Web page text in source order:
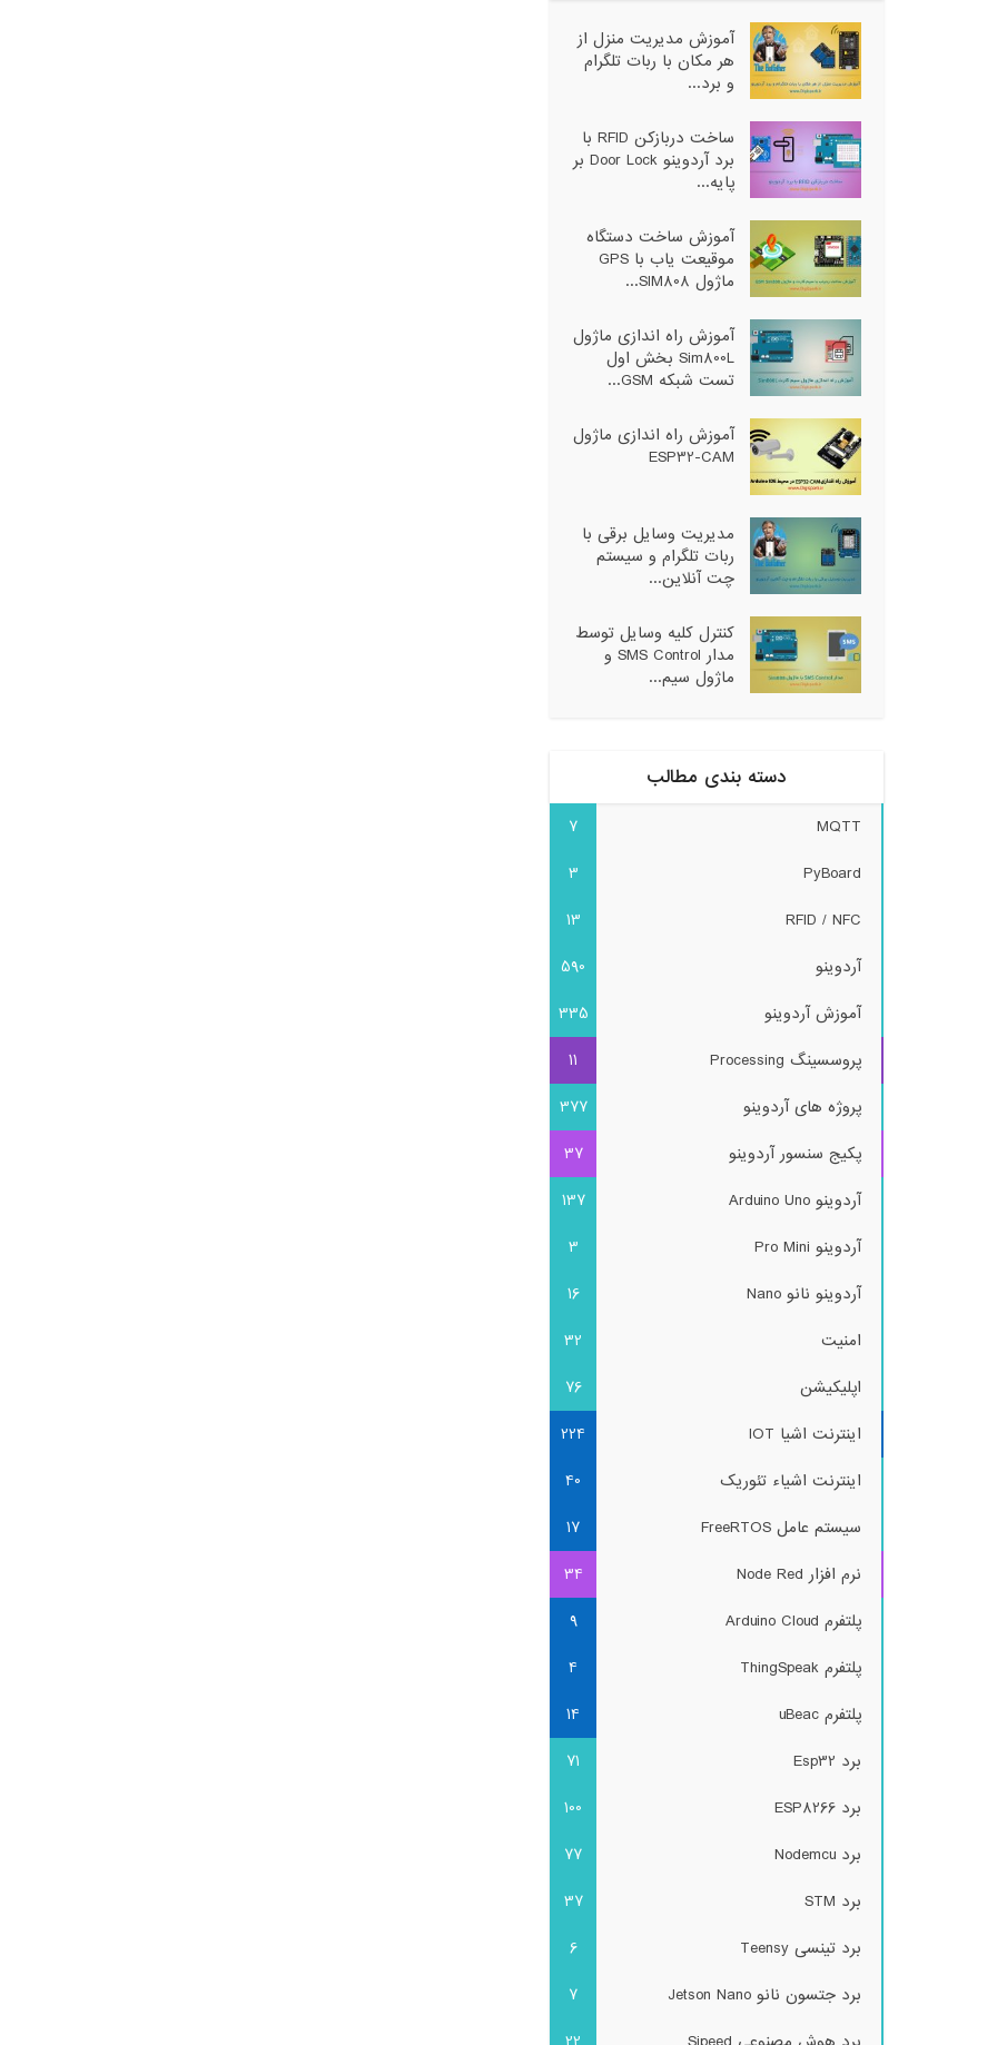
آموزش مدیریت منزل از
هر مکان با ربات تلگرام
و برد...
ساخت دربازکن RFID با
برد آردوینو Door Lock بر
پایه...
آموزش ساخت دستگاه
موقیعت یاب با GPS
ماژول SIM808...
آموزش راه اندازی ماژول
Sim800L بخش اول
تست شبکه GSM...
آموزش راه اندازی ماژول
ESP32-CAM
مدیریت وسایل برقی با
ربات تلگرام و سیستم
چت آنلاین...
کنترل کلیه وسایل توسط
مدار SMS Control و
ماژول سیم...
دسته بندی مطالب
MQTT
7
PyBoard
3
RFID / NFC
13
آردوینو
590
آموزش آردوینو
335
پروسسینگ Processing
11
پروژه های آردوینو
377
پکیج سنسور آردوینو
37
آردوینو Arduino Uno
137
آردوینو Pro Mini
3
آردوینو نانو Nano
16
امنیت
32
اپلیکیشن
76
اینترنت اشیا IOT
224
اینترنت اشیاء تئوریک
40
سیستم عامل FreeRTOS
17
نرم افزار Node Red
34
پلتفرم Arduino Cloud
9
پلتفرم ThingSpeak
4
پلتفرم uBeac
14
برد Esp32
71
برد ESP8266
100
برد Nodemcu
77
برد STM
37
برد تینسی Teensy
6
برد جتسون نانو Jetson Nano
7